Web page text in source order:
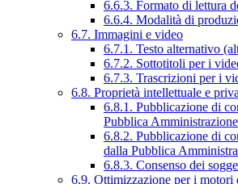
6.6.3. Formato di lettura
6.6.4. Modalità di
6.7. Immagini e video
6.7.1. Testo alternativo
6.7.2. Sottotitoli per i
6.7.3. Trascrizioni per i
6.8. Proprietà intellettuale e
6.8.1. Pubblicazione di
Pubblica Amministrazione
6.8.2. Pubblicazione di
dalla Pubblica
6.8.3. Consenso dei
6.9. Ottimizzazione per i motori